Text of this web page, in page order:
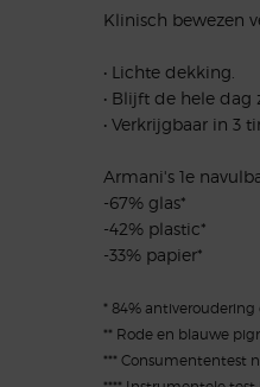
Klinisch bewezen
• Lichte dekking.
• Blijft de hele dag
• Verkrijgbaar in 3
Armani's 1e
-67% glas*
-42% plastic*
-33% papier*
* 84%
** Rode en blauwe
*** Consumententest